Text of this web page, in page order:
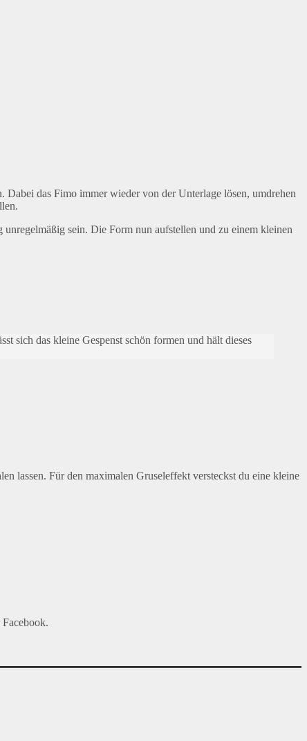
das Fimo immer wieder von der Unterlage lösen, umdrehen
sein. Die Form nun aufstellen und zu einem kleinen
sich das kleine Gespenst schön formen und hält dieses
lassen. Für den maximalen Gruseleffekt versteckst du eine kleine